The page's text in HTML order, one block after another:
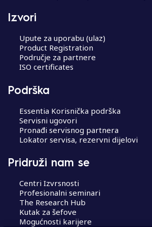
nIzvori
Upute za uporabu (ulaz)
Product Registration
Područje za partnere
ISO certificates
Podrška
Essentia Korisnička podrška
Servisni ugovori
Pronađi servisnog partnera
Lokator servisa, rezervni dijelovi
Pridruži nam se
Centri Izvrsnosti
Profesionalni seminari
The Research Hub
Kutak za šefove
Mogućnosti karijere